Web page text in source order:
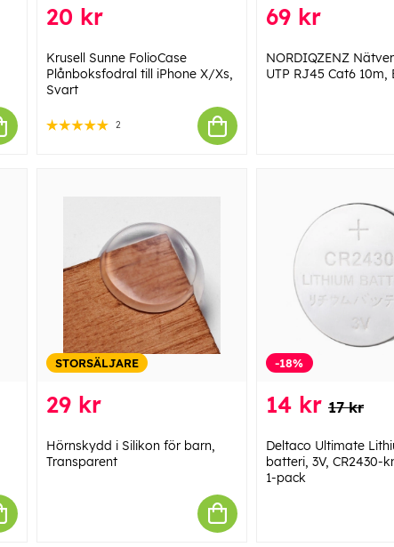
20 kr
Krusell Sunne FolioCase
Plånboksfodral till iPhone X/Xs,
Svart
2
69 kr
NORDIQZENZ
UTP RJ45 Cat6 10m,
STORSÄLJARE
29 kr
Hörnskydd i Silikon för barn,
Transparent
-18%
14 kr 17 kr
Deltaco Ultimate
batteri, 3V, CR2430-
1-pack